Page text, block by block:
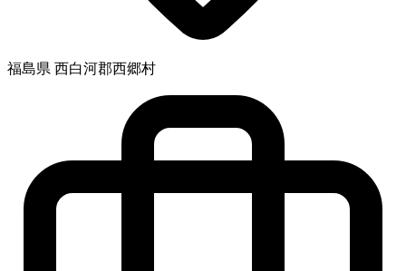
福島県 西白河郡西郷村